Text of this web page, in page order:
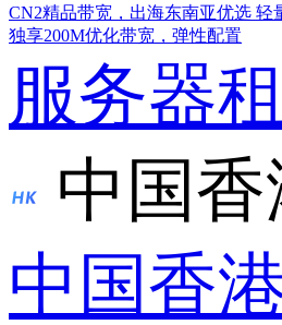
CN2精品带宽，出海东南亚优选 轻
独享200M优化带宽，弹性配置
服务器
中国
中国香